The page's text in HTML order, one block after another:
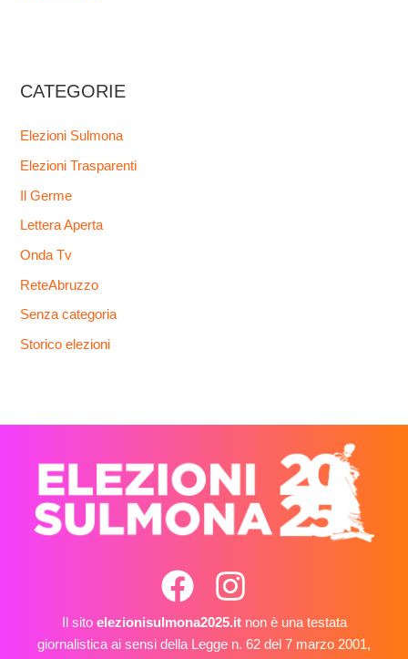
CATEGORIE
Elezioni Sulmona
Elezioni Trasparenti
Il Germe
Lettera Aperta
Onda Tv
ReteAbruzzo
Senza categoria
Storico elezioni
Il sito elezionisulmona2025.itnon è una testata
giornalistica ai sensi della Legge n. 62 del 7 marzo 2001,